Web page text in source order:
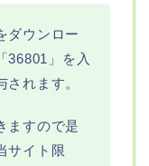
ダウンロー
36801」を入
れます。
ますので是
サイト限